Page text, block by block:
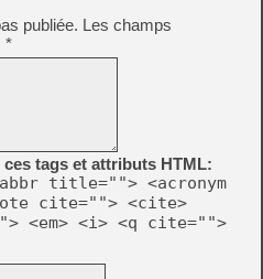
publiée. Les champs
*
tags et attributs HTML:
title=""> <acronym
cite=""> <cite>
<em> <i> <q cite="">